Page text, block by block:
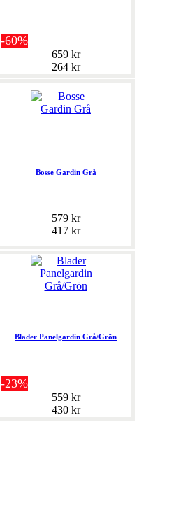
-60%
659 kr
264 kr
Bosse Gardin Grå
579 kr
417 kr
Blader Panelgardin Grå/Grön
-23%
559 kr
430 kr